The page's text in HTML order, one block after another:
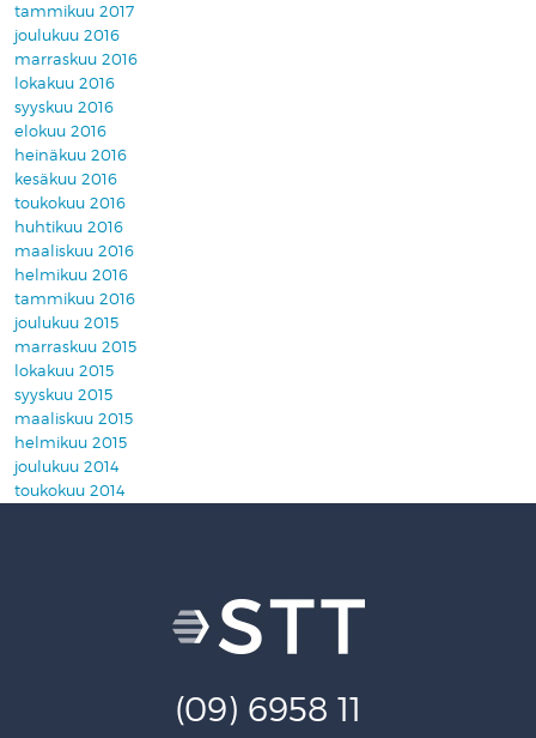
tammikuu 2017
joulukuu 2016
marraskuu 2016
lokakuu 2016
syyskuu 2016
elokuu 2016
heinäkuu 2016
kesäkuu 2016
toukokuu 2016
huhtikuu 2016
maaliskuu 2016
helmikuu 2016
tammikuu 2016
joulukuu 2015
marraskuu 2015
lokakuu 2015
syyskuu 2015
maaliskuu 2015
helmikuu 2015
joulukuu 2014
toukokuu 2014
(09) 6958 11